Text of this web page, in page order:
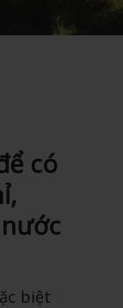
có
biệt